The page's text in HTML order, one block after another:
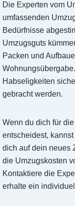
Die Experten vom
umfassenden
Bedürfnisse
Umzugsguts
Packen und
Habseligkeiten
gebracht werden.
Wenn du dich für
entscheidest,
dich auf dein neues
die Umzugskosten
Kontaktiere die
erhalte ein